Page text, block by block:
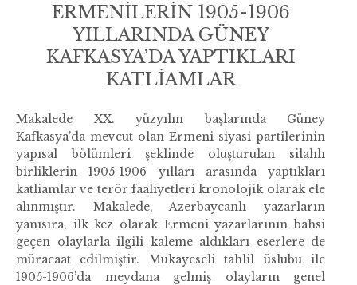
ERMENİLERİN 1905-1906
YILLARINDA GÜNEY
KAFKASYA’DA YAPTIKLARI
KATLİAMLAR
Makalede XX. yüzyılın başlarında Güney
Kafkasya’da mevcut olan Ermeni siyasi partilerinin
yapısal bölümleri şeklinde oluşturulan silahlı
birliklerin 1905-1906 yılları arasında yaptıkları
katliamlar ve terör faaliyetleri kronolojik olarak ele
alınmıştır. Makalede, Azerbaycanlı yazarların
yanısıra, ilk kez olarak Ermeni yazarlarının bahsi
geçen olaylarla ilgili kaleme aldıkları eserlere de
müracaat edilmiştir. Mukayeseli tahlil üslubu ile
1905-1906’da meydana gelmiş olayların genel